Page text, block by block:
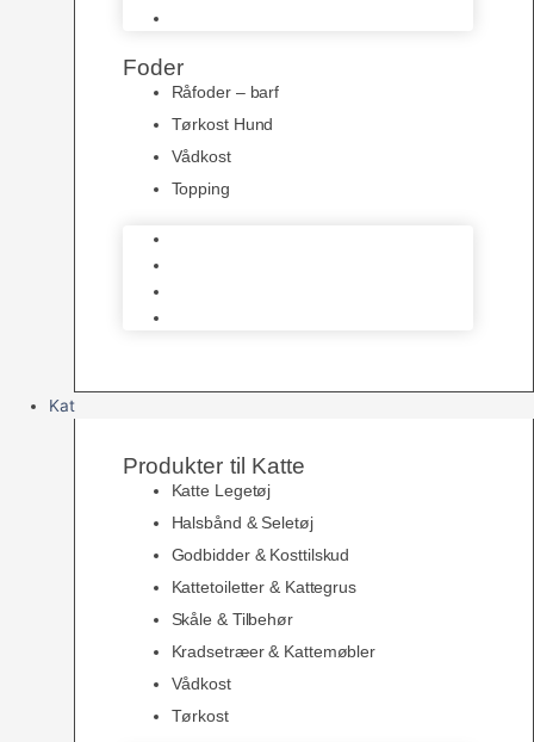
Foder
Råfoder – barf
Tørkost Hund
Vådkost
Topping
Kat
Produkter til Katte
Katte Legetøj
Halsbånd & Seletøj
Godbidder & Kosttilskud
Kattetoiletter & Kattegrus
Skåle & Tilbehør
Kradsetræer & Kattemøbler
Vådkost
Tørkost